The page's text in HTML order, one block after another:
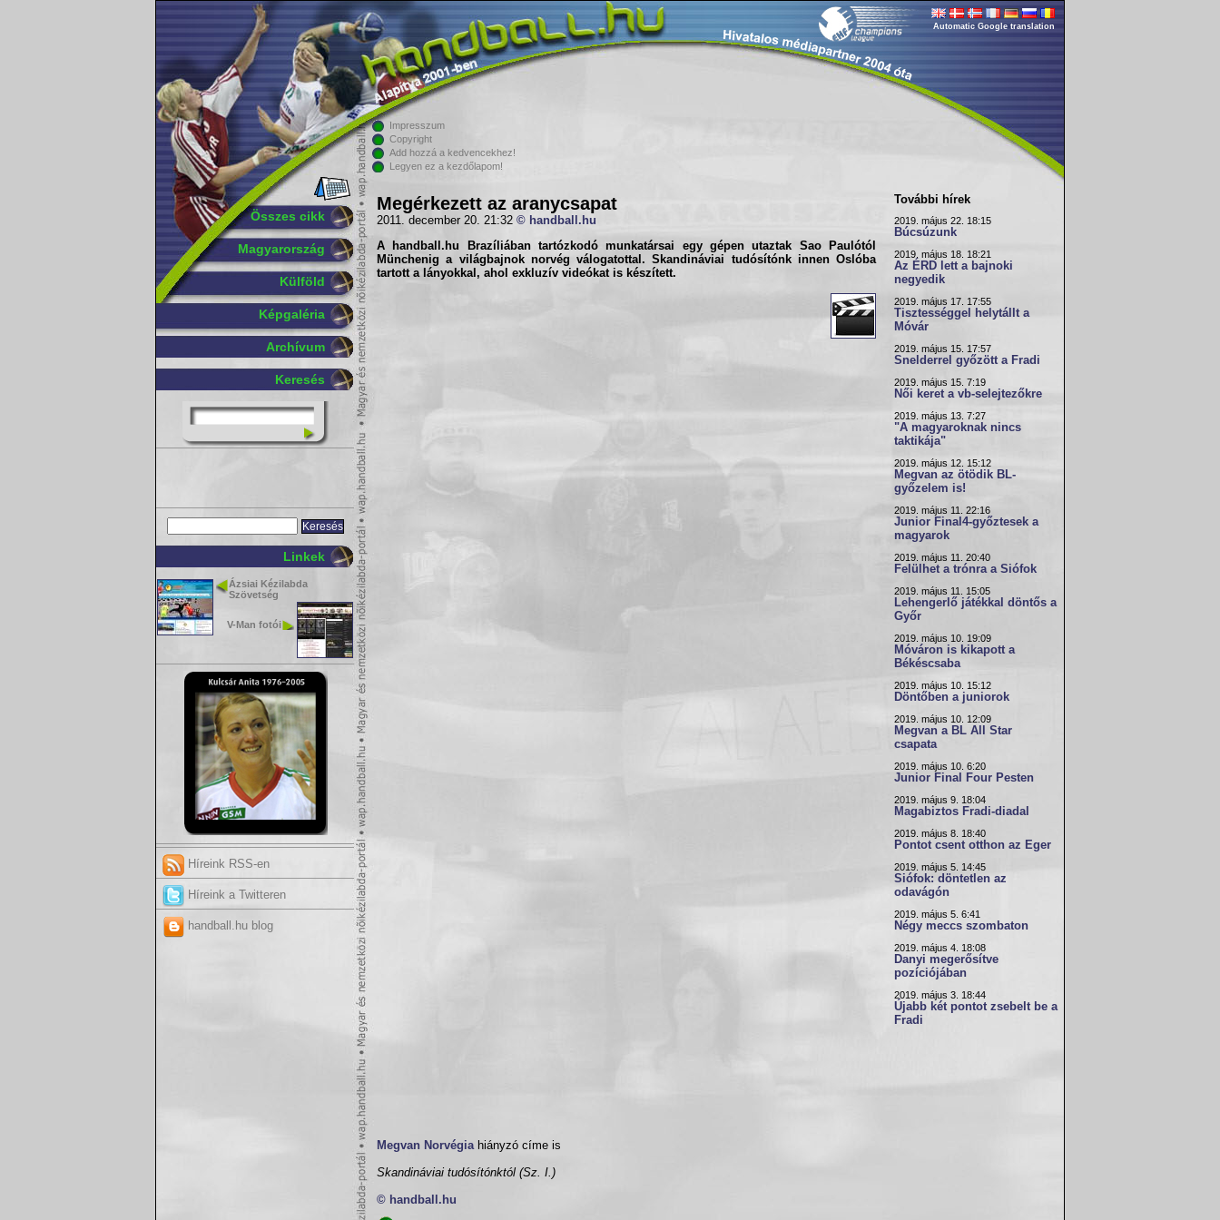
Összes cikk
Magyarország
Külföld
Képgaléria
Archívum
Keresés
Linkek
Ázsiai Kézilabda
Szövetség
V-Man fotói
Híreink RSS-en
Híreink a Twitteren
handball.hu blog
Automatic Google translation
Impresszum
Copyright
Add hozzá a kedvencekhez!
Legyen ez a kezdőlapom!
Megérkezett az aranycsapat
2011. december 20. 21:32 © handball.hu
A handball.hu Brazíliában tartózkodó munkatársai egy gépen utaztak Sao Paulótól
Münchenig a világbajnok norvég válogatottal. Skandináviai tudósítónk innen Oslóba
tartott a lányokkal, ahol exkluzív videókat is készített.
Megvan Norvégia hiányzó címe is
Skandináviai tudósítónktól (Sz. I.)
© handball.hu
További hírek
2019. május 22. 18:15
Búcsúzunk
2019. május 18. 18:21
Az ÉRD lett a bajnoki
negyedik
2019. május 17. 17:55
Tisztességgel helytállt a
Móvár
2019. május 15. 17:57
Snelderrel győzött a Fradi
2019. május 15. 7:19
Női keret a vb-selejtezőkre
2019. május 13. 7:27
"A magyaroknak nincs
taktikája"
2019. május 12. 15:12
Megvan az ötödik BL-
győzelem is!
2019. május 11. 22:16
Junior Final4-győztesek a
magyarok
2019. május 11. 20:40
Felülhet a trónra a Siófok
2019. május 11. 15:05
Lehengerlő játékkal döntős a
Győr
2019. május 10. 19:09
Móváron is kikapott a
Békéscsaba
2019. május 10. 15:12
Döntőben a juniorok
2019. május 10. 12:09
Megvan a BL All Star
csapata
2019. május 10. 6:20
Junior Final Four Pesten
2019. május 9. 18:04
Magabiztos Fradi-diadal
2019. május 8. 18:40
Pontot csent otthon az Eger
2019. május 5. 14:45
Siófok: döntetlen az
odavágón
2019. május 5. 6:41
Négy meccs szombaton
2019. május 4. 18:08
Danyi megerősítve
pozíciójában
2019. május 3. 18:44
Újabb két pontot zsebelt be a
Fradi